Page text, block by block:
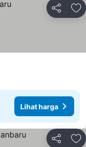
Kongsi
Lihat harga
Kongsi